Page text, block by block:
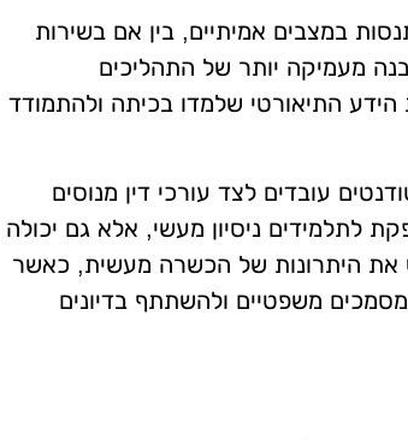
במצבים אמיתיים, בין אם בשירות
מעמיקה יותר של התהליכים
התיאורטי שלמדו בכיתה ולהתמודד
עובדים לצד עורכי דין מנוסים
לתלמידים ניסיון מעשי, אלא גם יכולה
את היתרונות של הכשרה מעשית, כאשר
משפטיים ולהשתתף בדיונים